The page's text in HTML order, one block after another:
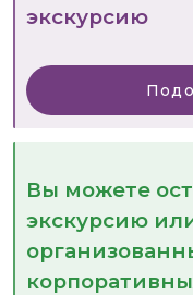
экскурсию
Вы можете
экскурсию